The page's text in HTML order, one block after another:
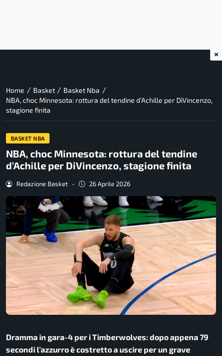
Home / Basket / Basket Nba /
NBA, choc Minnesota: rottura del tendine d’Achille per DiVincenzo,
stagione finita
BASKET NBA
NBA, choc Minnesota: rottura del tendine
d’Achille per DiVincenzo, stagione finita
Redazione Basket - 26 Aprile 2026
Dramma in gara-4 per i Timberwolves: dopo appena 79
secondi l’azzurro è costretto a uscire per un grave
×